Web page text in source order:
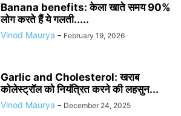
Banana benefits: केला खाते समय 90%
लोग करते हैं ये गलती.....
Vinod Maurya - February 19, 2026
Garlic and Cholesterol: खराब
कोलेस्ट्रॉल को नियंत्रित करने की लहसुन...
Vinod Maurya - December 24, 2025